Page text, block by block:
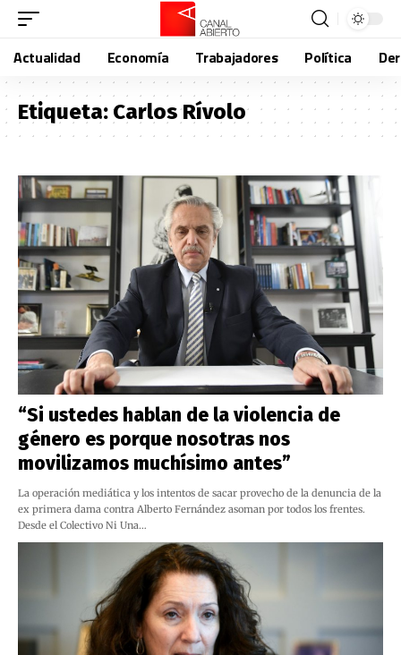
Actualidad Economía Trabajadores Política
Etiqueta:Carlos Rívolo
“Si ustedes hablan de la violencia de
género es porque nosotras nos
movilizamos muchísimo antes”
La operación mediática y los intentos de sacar provecho de la denuncia de la
ex primera dama contra Alberto Fernández asoman por todos los frentes.
Desde el Colectivo Ni Una…